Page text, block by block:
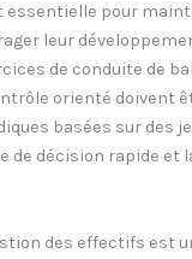
essentielle pour
leur
de conduite de
orienté doivent
basées sur des
de décision rapide et
des effectifs est